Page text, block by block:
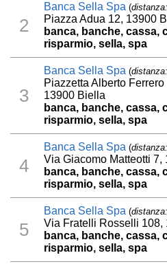
2
Banca Sella Spa (
Piazza Adua 12, 13900
banca, banche, cassa,
risparmio, sella, spa
3
Banca Sella Spa (
Piazzetta Alberto
13900 Biella
banca, banche, cassa,
risparmio, sella, spa
4
Banca Sella Spa (
Via Giacomo Matteotti 7,
banca, banche, cassa,
risparmio, sella, spa
5
Banca Sella Spa (
Via Fratelli Rosselli 108,
banca, banche, cassa,
risparmio, sella, spa